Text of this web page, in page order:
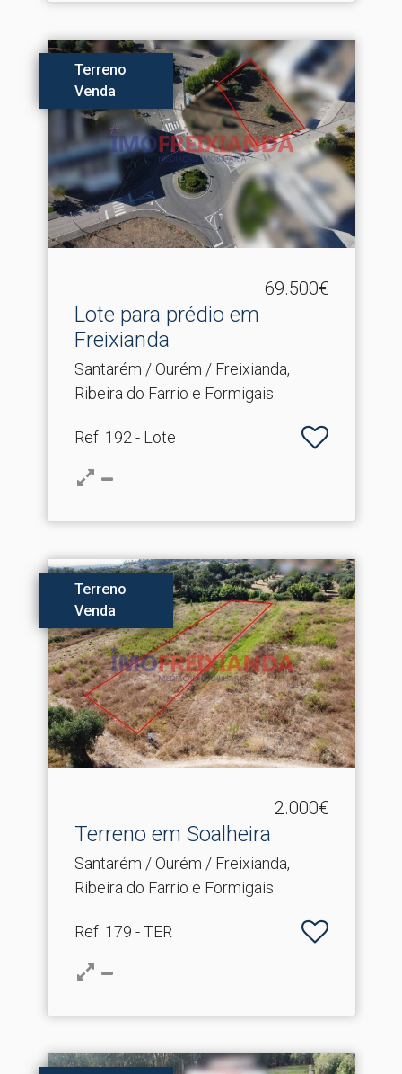
Terreno
Venda
69.500€
Lote para prédio em
Freixianda
Santarém / Ourém / Freixianda,
Ribeira do Farrio e Formigais
Ref: 192 - Lote
Terreno
Venda
2.000€
Terreno em Soalheira
Santarém / Ourém / Freixianda,
Ribeira do Farrio e Formigais
Ref: 179 - TER